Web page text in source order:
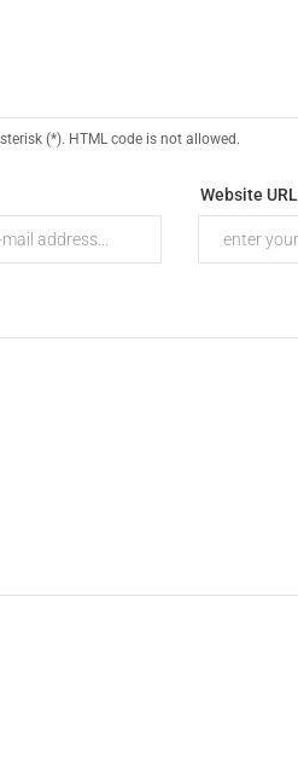
(*). HTML code is not allowed.
Website URL